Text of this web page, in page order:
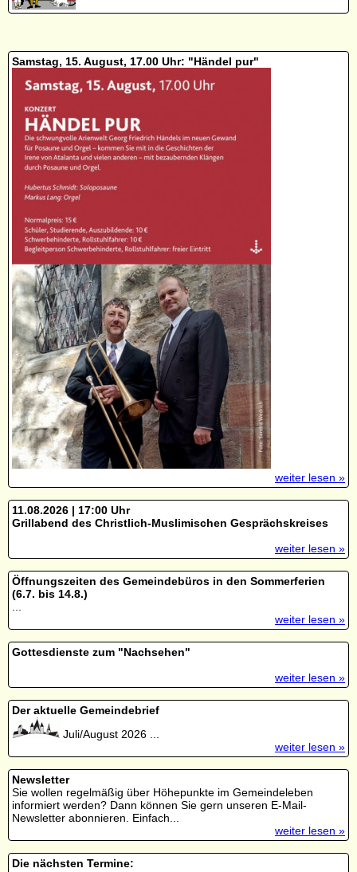
Samstag, 15. August, 17.00 Uhr: "Händel pur"
weiter lesen »
11.08.2026 | 17:00 Uhr
Grillabend des Christlich-Muslimischen Gesprächskreises
weiter lesen »
Öffnungszeiten des Gemeindebüros in den Sommerferien
(6.7. bis 14.8.)
weiter lesen »
Gottesdienste zum "Nachsehen"
weiter lesen »
Der aktuelle Gemeindebrief
Juli/August 2026 ...
weiter lesen »
Newsletter
Sie wollen regelmäßig über Höhepunkte im Gemeindeleben
informiert werden? Dann können Sie gern unseren E-Mail-
Newsletter abonnieren. Einfach...
weiter lesen »
Die nächsten Termine: